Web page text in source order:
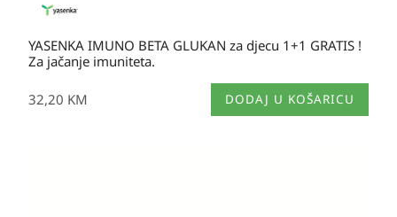
YASENKA IMUNO BETA GLUKAN za djecu 1+1 GRATIS !
Za jačanje imuniteta.
32,20 KM DODAJ U KOŠARICU